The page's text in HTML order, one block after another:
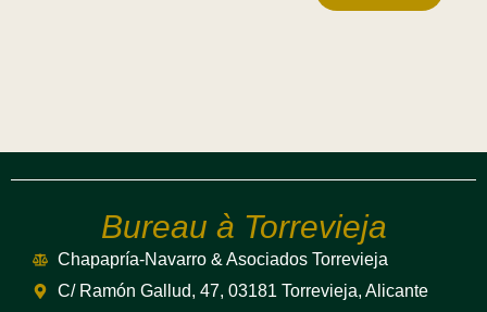
Bureau à Torrevieja
Chapapría-Navarro & Asociados Torrevieja
C/ Ramón Gallud, 47, 03181 Torrevieja, Alicante